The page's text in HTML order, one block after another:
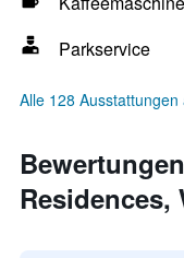
Parkservice
Alle 128 Ausstattungen
Residences,